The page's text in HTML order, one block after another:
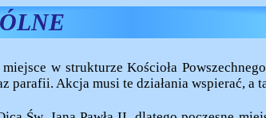
w strukturze Kościoła
Akcja musi te działania wspierać, a